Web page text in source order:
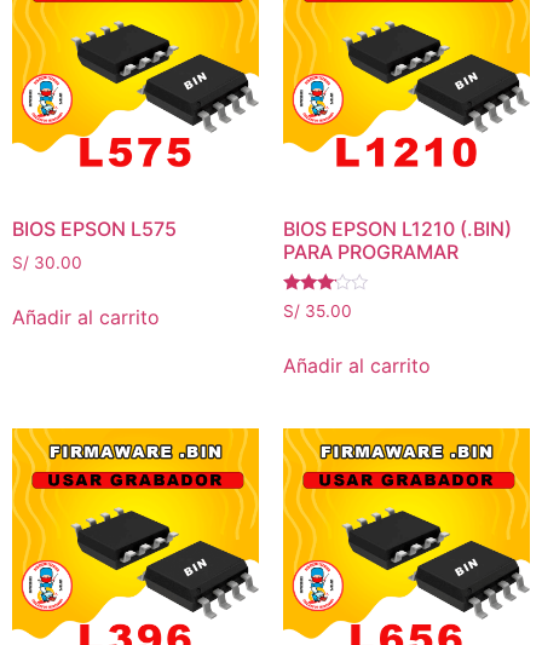
BIOS EPSON L575
S/ 30.00
Añadir al carrito
BIOS EPSON L1210 (.BIN)
PARA PROGRAMAR
Valorado
con
S/ 35.00
Añadir al carrito